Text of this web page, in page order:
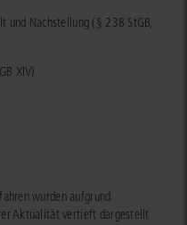
und Nachstellung (§ 238 StGB,
XIV)
wurden aufgrund
Aktualität vertieft dargestellt